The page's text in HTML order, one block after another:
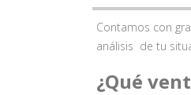
Contamos con
análisis de tu
¿Qué